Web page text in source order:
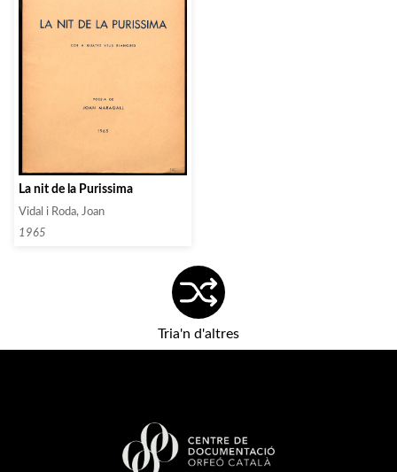
La nit de la Purissima
Vidal i Roda, Joan
1965
Tria'n d'altres